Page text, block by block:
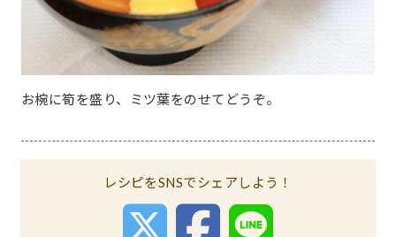
お椀に筍を盛り、ミツ葉をのせてどうぞ。
レシピをSNSでシェアしよう！